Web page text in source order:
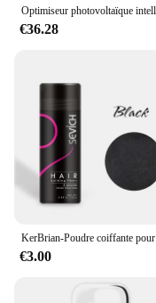
€36.28
€3.00